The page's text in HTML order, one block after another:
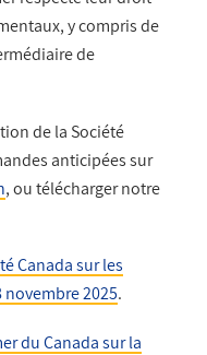
y compris de
de
de la Société
anticipées sur
, ou télécharger notre
Canada sur les
novembre 2025.
du Canada sur la